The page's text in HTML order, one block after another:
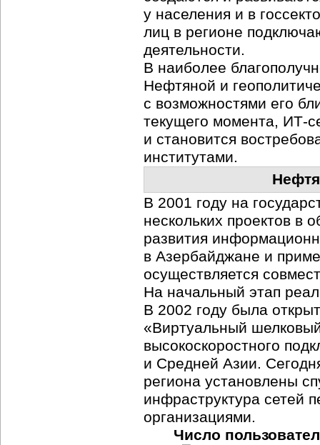
у населения и в
лиц в регионе
деятельности.
В наиболее
Нефтяной и
с возможностями его
текущего момента, ИТ-
и становится
институтами.
В 2001 году на
нескольких проектов в
развития
в Азербайджане и
осуществляется
На начальный этап
В 2002 году была
«Виртуальный
высокоскоростного
и Средней Азии.
региона установлены
инфраструктура сетей
организациями.
Число